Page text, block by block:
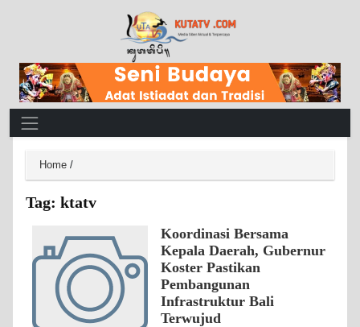
Main Navigation
Home /
Tag: ktatv
Koordinasi Bersama
Kepala Daerah, Gubernur
Koster Pastikan
Pembangunan
Infrastruktur Bali
Terwujud